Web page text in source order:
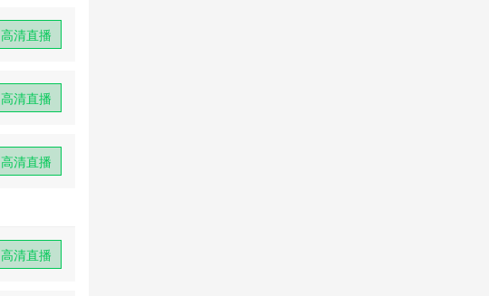
高清直播
高清直播
高清直播
高清直播